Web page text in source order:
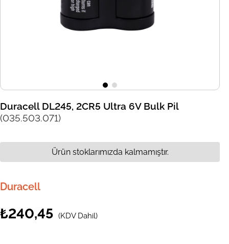
Duracell DL245, 2CR5 Ultra 6V Bulk Pil
(035.503.071)
Duracell
₺240,45 (KDV Dahil)
Ürün stoklarımızda kalmamıştır.